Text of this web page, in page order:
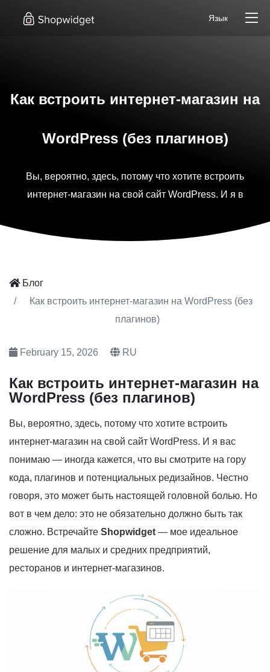
Язык
Как встроить интернет-магазин на
WordPress (без плагинов)
Вы, вероятно, здесь, потому что хотите встроить
интернет-магазин на свой сайт WordPress. И я в
Блог
Как встроить интернет-магазин на WordPress (без
плагинов)
February 15, 2026 RU
Как встроить интернет-магазин на
WordPress (без плагинов)
Вы, вероятно, здесь, потому что хотите встроить
интернет-магазин на свой сайт WordPress. И я вас
понимаю — иногда кажется, что вы смотрите на гору
кода, плагинов и потенциальных редизайнов. Честно
говоря, это может быть настоящей головной болью. Но
вот в чем дело: это не обязательно должно быть так
сложно. Встречайте Shopwidget — мое идеальное
решение для малых и средних предприятий,
ресторанов и интернет-магазинов.